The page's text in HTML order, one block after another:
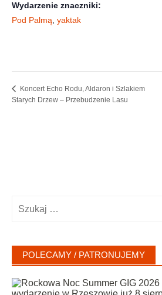
Wydarzenie znaczniki:
Pod Palmą yaktak
Koncert Echo Rodu, Aldaron i Szlakiem
Starych Drzew – Przebudzenie Lasu
POLECAMY / PATRONUJEMY